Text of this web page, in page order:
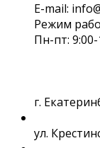
E-mail:
Режим
Пн-пт:
г.
ул.